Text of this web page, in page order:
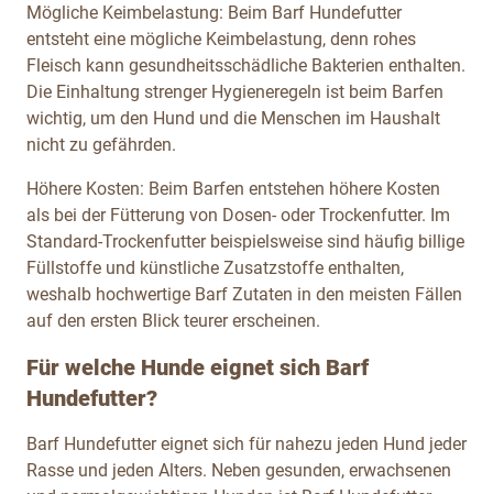
Mögliche Keimbelastung: Beim Barf Hundefutter
entsteht eine mögliche Keimbelastung, denn rohes
Fleisch kann gesundheitsschädliche Bakterien enthalten.
Die Einhaltung strenger Hygieneregeln ist beim Barfen
wichtig, um den Hund und die Menschen im Haushalt
nicht zu gefährden.
Höhere Kosten: Beim Barfen entstehen höhere Kosten
als bei der Fütterung von Dosen- oder Trockenfutter. Im
Standard-Trockenfutter beispielsweise sind häufig billige
Füllstoffe und künstliche Zusatzstoffe enthalten,
weshalb hochwertige Barf Zutaten in den meisten Fällen
auf den ersten Blick teurer erscheinen.
Für welche Hunde eignet sich Barf
Hundefutter?
Barf Hundefutter eignet sich für nahezu jeden Hund jeder
Rasse und jeden Alters. Neben gesunden, erwachsenen